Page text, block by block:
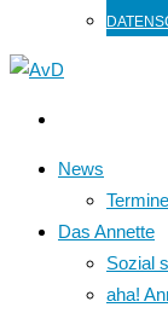
News
Termine
Das Annette
Sozial
aha!